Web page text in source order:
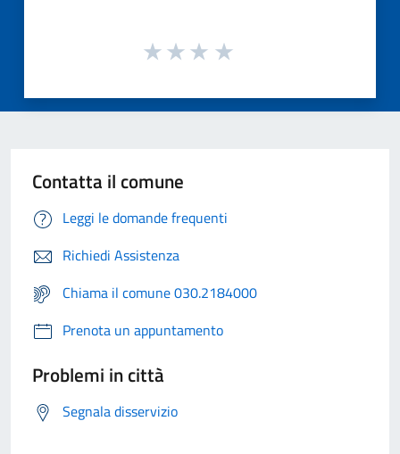
Contatta il comune
Leggi le domande frequenti
Richiedi Assistenza
Chiama il comune 030.2184000
Prenota un appuntamento
Problemi in città
Segnala disservizio